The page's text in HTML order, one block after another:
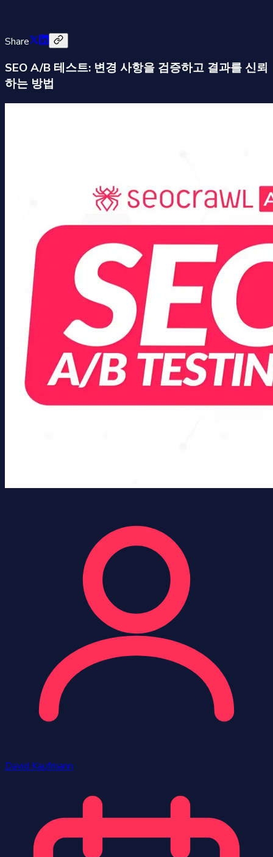
Share
SEO A/B 테스트: 변경 사항을 검증하고 결과를 신뢰
하는 방법
David Kaufmann